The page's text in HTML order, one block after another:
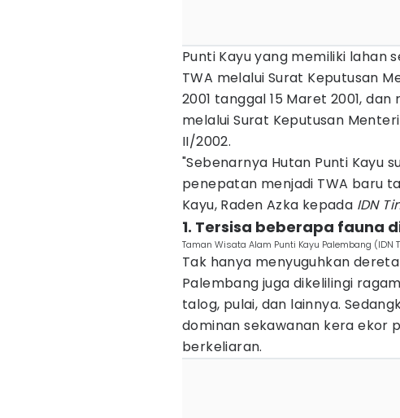
Punti Kayu yang memiliki lahan
TWA melalui Surat Keputusan
2001 tanggal 15 Maret 2001,
melalui Surat Keputusan
II/2002.
"Sebenarnya Hutan Punti Kayu
penepatan menjadi TWA baru
Kayu, Raden Azka kepada IDN
1. Tersisa beberapa fauna
Taman Wisata Alam Punti Kayu Palembang (IDN
Tak hanya menyuguhkan
Palembang juga dikelilingi
talog, pulai, dan lainnya.
dominan sekawanan kera ekor
berkeliaran.